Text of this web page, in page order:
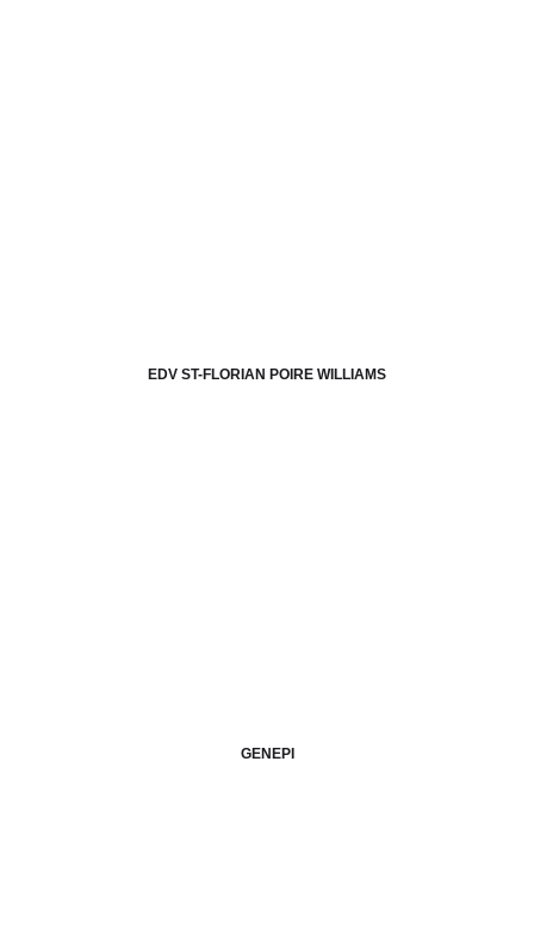
EDV ST-FLORIAN POIRE WILLIAMS
GENEPI